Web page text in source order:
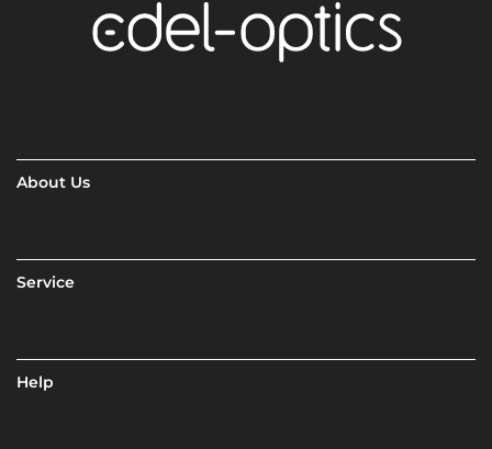
About Us
Service
Help